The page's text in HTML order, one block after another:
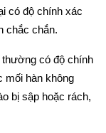
có độ chính xác
chắc chắn.
có độ chính
mối hàn không
bị sập hoặc rách,